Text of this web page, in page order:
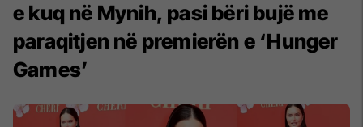
e kuq në Mynih, pasi bëri bujë me
paraqitjen në premierën e ‘Hunger
Games’